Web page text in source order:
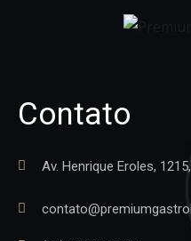
Contato
Av. Henrique Eroles,